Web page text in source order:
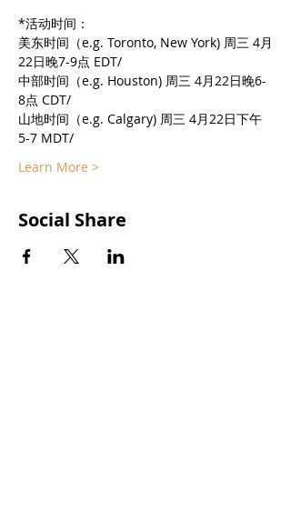
*活动时间：
美东时间（e.g. Toronto, New York) 周三 4月
22日晚7-9点 EDT/
中部时间（e.g. Houston) 周三 4月22日晚6-
8点 CDT/
山地时间（e.g. Calgary) 周三 4月22日下午
5-7 MDT/
Learn More >
Social Share